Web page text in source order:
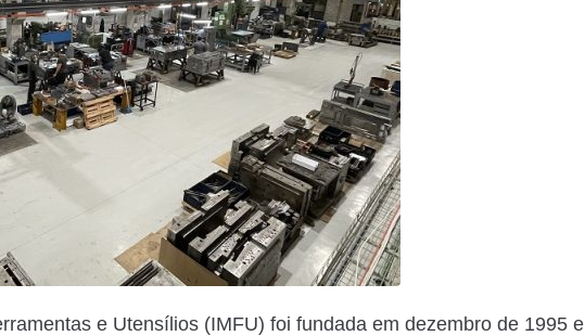
e Utensílios (IMFU) foi fundada em dezembro de 1995 e